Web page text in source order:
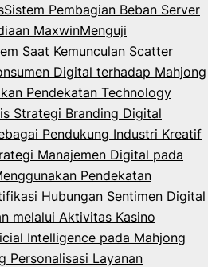
Sistem Pembagian Beban Server
MaxwinMenguji
Saat Kemunculan Scatter
Digital terhadap Mahjong
Pendekatan Technology
Strategi Branding Digital
Pendukung Industri Kreatif
Manajemen Digital pada
Pendekatan
Hubungan Sentimen Digital
melalui Aktivitas Kasino
Intelligence pada Mahjong
Personalisasi Layanan